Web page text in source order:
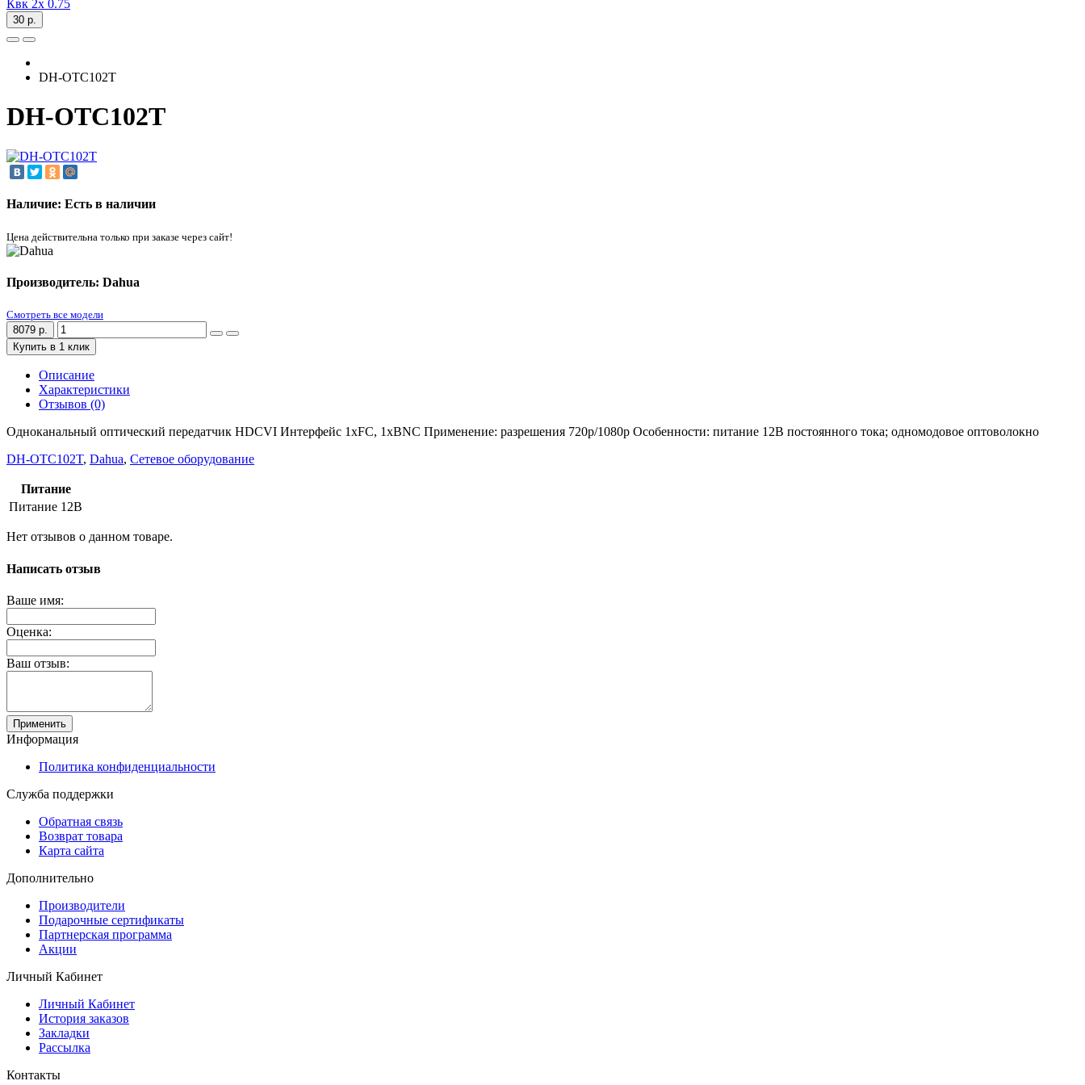
Квк 2х 0.75
30 р.
DH-OTC102T
DH-OTC102T
Наличие: Есть в наличии
Цена действительна только при заказе через сайт!
Производитель: Dahua
Смотреть все модели
8079 р.
Купить в 1 клик
Описание
Характеристики
Отзывов (0)
Одноканальный оптический передатчик HDCVI Интерфейс 1xFC, 1xBNC Применение: разрешения 720р/1080р Особенности: питание 12В постоянного тока; одномодовое оптоволокно
DH-OTC102T, Dahua, Сетевое оборудование
Питание
Питание 12В
Нет отзывов о данном товаре.
Написать отзыв
Ваше имя:
Оценка:
Ваш отзыв:
Применить
Информация
Политика конфиденциальности
Служба поддержки
Обратная связь
Возврат товара
Карта сайта
Дополнительно
Производители
Подарочные сертификаты
Партнерская программа
Акции
Личный Кабинет
Личный Кабинет
История заказов
Закладки
Рассылка
Контакты